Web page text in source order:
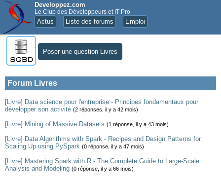
Developpez.com
Le Club des Développeurs et IT Pro
Actus Liste des forums Emploi
Poser une question Livres
Forum Livres
[Livre] Data science pour l'entreprise - Principes fondamentaux pour
développer son activité (2 réponses, il y a 42 mois)
[Livre] Mining of Massive Datasets (1 réponse, il y a 43 mois)
[Livre] Data Algorithms with Spark - Recipes and Design Patterns for
Scaling Up using PySpark (0 réponse, il y a 47 mois)
[Livre] Mastering Spark with R - The Complete Guide to Large-Scale
Analysis and Modeling (0 réponse, il y a 66 mois)